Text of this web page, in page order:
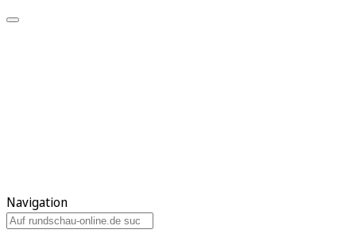
Navigation